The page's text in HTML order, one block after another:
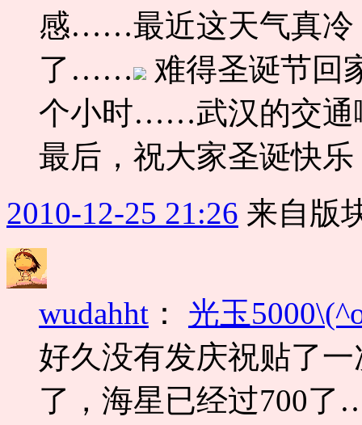
感……最近这天气真冷
了……
难得圣诞节回
个小时……武汉的交通
最后，祝大家圣诞快
2010-12-25 21:26 来自版
wudahht ： 光玉
好久没有发庆祝贴了
了，海星已经过700